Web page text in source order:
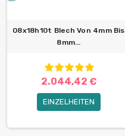
08x18h10t Blech Von 4mm Bis
8mm...
2.044,42 €
EINZELHEITEN